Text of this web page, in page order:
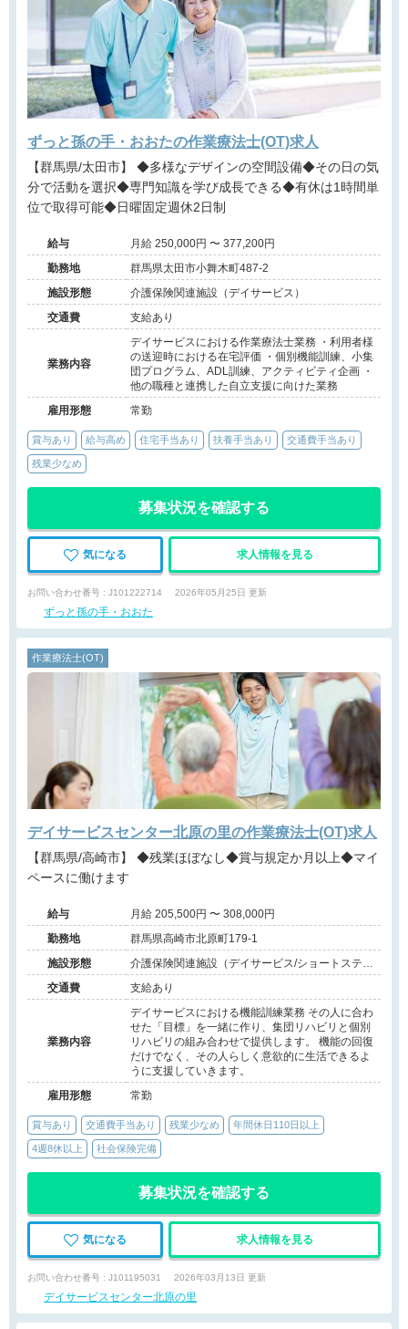
ずっと孫の手・おおたの作業療法士(OT)求人
【群馬県/太田市】 ◆多様なデザインの空間設備◆その日の気
分で活動を選択◆専門知識を学び成長できる◆有休は1時間単
位で取得可能◆日曜固定週休2日制
給与
月給 250,000円 〜 377,200円
勤務地
群馬県太田市小舞木町487-2
施設形態
介護保険関連施設（デイサービス）
交通費
支給あり
業務内容
デイサービスにおける作業療法士業務 ・利用者様
の送迎時における在宅評価 ・個別機能訓練、小集
団プログラム、ADL訓練、アクティビティ企画 ・
他の職種と連携した自立支援に向けた業務
雇用形態
常勤
賞与あり 給与高め 住宅手当あり 扶養手当あり 交通費手当あり
残業少なめ
募集状況を確認する
気になる 求人情報を見る
お問い合わせ番号 : J101222714 2026年05月25日 更新
ずっと孫の手・おおた
作業療法士(OT)
デイサービスセンター北原の里の作業療法士(OT)求人
【群馬県/高崎市】 ◆残業ほぼなし◆賞与規定か月以上◆マイ
ペースに働けます
給与
月給 205,500円 〜 308,000円
勤務地
群馬県高崎市北原町179-1
施設形態
介護保険関連施設（デイサービス/ショートステ
イ）
交通費 支給あり
業務内容
デイサービスにおける機能訓練業務 その人に合わ
せた「目標」を一緒に作り、集団リハビリと個別
リハビリの組み合わせで提供します。 機能の回復
だけでなく、その人らしく意欲的に生活できるよ
うに支援していきます。
雇用形態
常勤
賞与あり 交通費手当あり 残業少なめ 年間休日110日以上
4週8休以上 社会保険完備
募集状況を確認する
気になる 求人情報を見る
お問い合わせ番号 : J101195031 2026年03月13日 更新
デイサービスセンター北原の里